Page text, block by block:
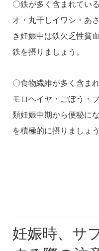
〇鉄が多く含まれてい
オ・丸干しイワシ・あ
き妊娠中は鉄欠乏性貧
鉄を摂りましょう。
〇食物繊維が多く含ま
モロヘイヤ・ごぼう・
類妊娠中期から便秘に
を積極的に摂りましょう
妊娠時、サ